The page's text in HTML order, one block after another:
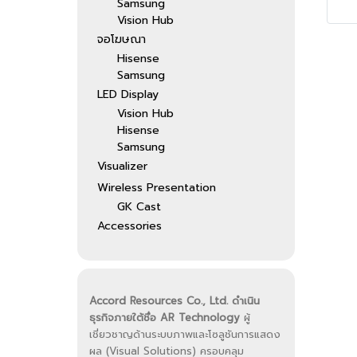
Samsung
Vision Hub
จอโฆษณา
Hisense
Samsung
LED Display
Vision Hub
Hisense
Samsung
Visualizer
Wireless Presentation
GK Cast
Accessories
Accord Resources Co., Ltd. ดำเนิน
ธุรกิจภายใต้ชื่อ AR Technology ผู้
เชี่ยวชาญด้านระบบภาพและโซลูชันการแสดง
ผล (Visual Solutions) ครอบคลุม